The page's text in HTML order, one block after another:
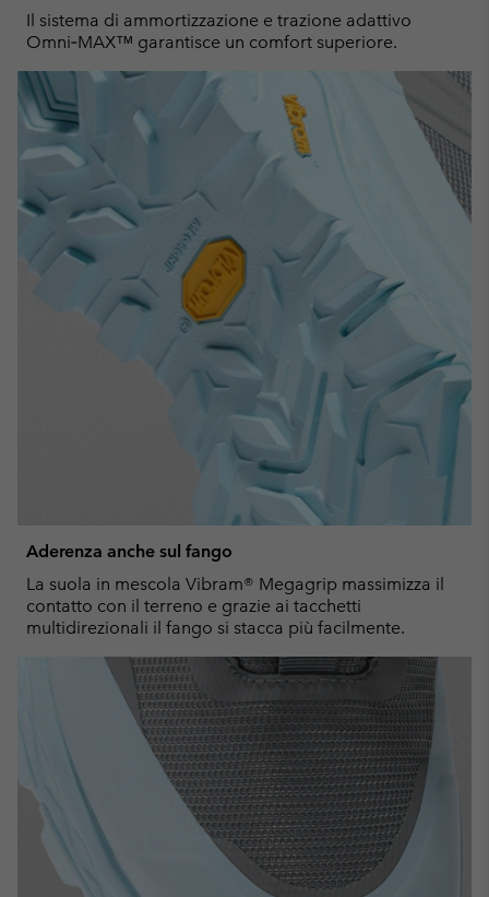
Il sistema di ammortizzazione e trazione adattivo
Omni‑MAX™ garantisce un comfort superiore.
Aderenza anche sul fango
La suola in mescola Vibram® Megagrip massimizza il
contatto con il terreno e grazie ai tacchetti
multidirezionali il fango si stacca più facilmente.